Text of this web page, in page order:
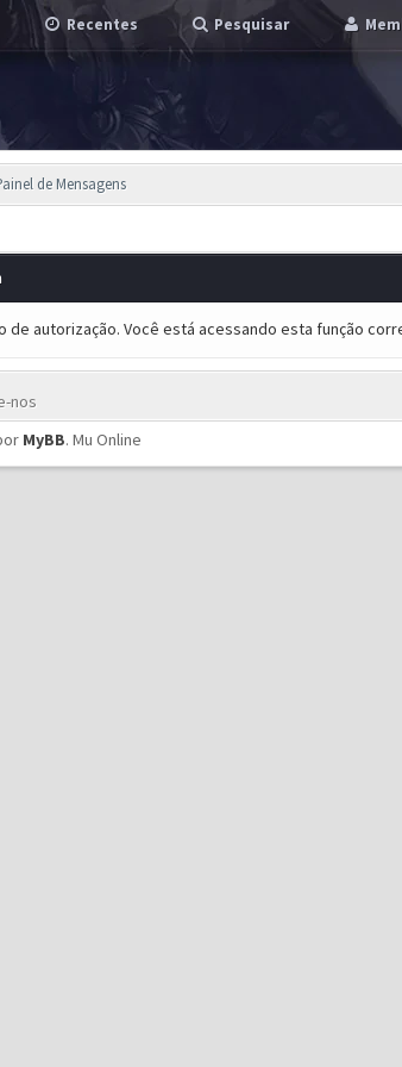
Recentes Pesquisar
de Mensagens
de autorização. Você está acessando esta função
nos
MyBB.Mu Online